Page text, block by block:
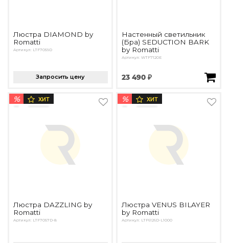
Люстра DIAMOND by
Romatti
Артикул: LTF7059D
Запросить цену
Настенный светильник
(Бра) SEDUCTION BARK
by Romatti
Артикул: WTF7120E
23 490 ₽
% ХИТ
Люстра DAZZLING by
Romatti
Артикул: LTF7057D-8
% ХИТ
Люстра VENUS BILAYER
by Romatti
Артикул: LTF6126D-L1000